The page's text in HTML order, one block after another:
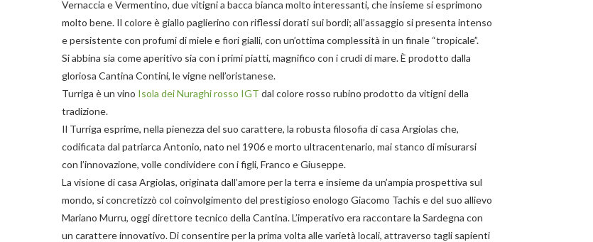
Vernaccia e Vermentino, due vitigni a bacca bianca molto interessanti, che insieme si esprimono
molto bene. Il colore è giallo paglierino con riflessi dorati sui bordi; all’assaggio si presenta intenso
e persistente con profumi di miele e fiori gialli, con un’ottima complessità in un finale “tropicale”.
Si abbina sia come aperitivo sia con i primi piatti, magnifico con i crudi di mare. È prodotto dalla
gloriosa Cantina Contini, le vigne nell’oristanese.
Turriga è un vino Isola dei Nuraghi rosso IGT dal colore rosso rubino prodotto da vitigni della
tradizione.
Il Turriga esprime, nella pienezza del suo carattere, la robusta filosofia di casa Argiolas che,
codificata dal patriarca Antonio, nato nel 1906 e morto ultracentenario, mai stanco di misurarsi
con l’innovazione, volle condividere con i figli, Franco e Giuseppe.
La visione di casa Argiolas, originata dall’amore per la terra e insieme da un’ampia prospettiva sul
mondo, si concretizzò col coinvolgimento del prestigioso enologo Giacomo Tachis e del suo allievo
Mariano Murru, oggi direttore tecnico della Cantina. L’imperativo era raccontare la Sardegna con
un carattere innovativo. Di consentire per la prima volta alle varietà locali, attraverso tagli sapienti